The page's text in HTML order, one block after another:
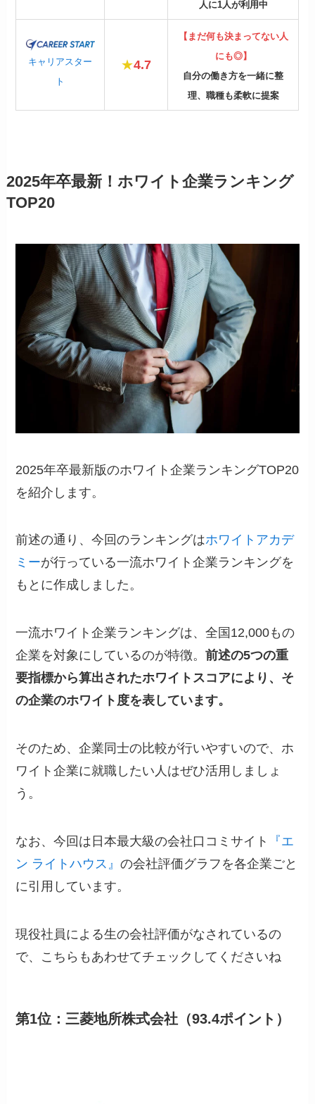
人に1人が利用中
キャリアスター
ト
★4.7
【まだ何も決まってない人
にも◎】
自分の働き方を一緒に整
理、職種も柔軟に提案
2025年卒最新！ホワイト企業ランキング
TOP20
2025年卒最新版のホワイト企業ランキングTOP20
を紹介します。
前述の通り、今回のランキングはホワイトアカデ
ミーが行っている一流ホワイト企業ランキングを
もとに作成しました。
一流ホワイト企業ランキングは、全国12,000もの
企業を対象にしているのが特徴。前述の5つの重
要指標から算出されたホワイトスコアにより、そ
の企業のホワイト度を表しています。
そのため、企業同士の比較が行いやすいので、ホ
ワイト企業に就職したい人はぜひ活用しましょ
う。
なお、今回は日本最大級の会社口コミサイト
『エ
ン ライトハウス』の会社評価グラフを各企業ごと
に引用しています。
現役社員による生の会社評価がなされているの
で、こちらもあわせてチェックしてくださいね
第1位：三菱地所株式会社（93.4ポイント）